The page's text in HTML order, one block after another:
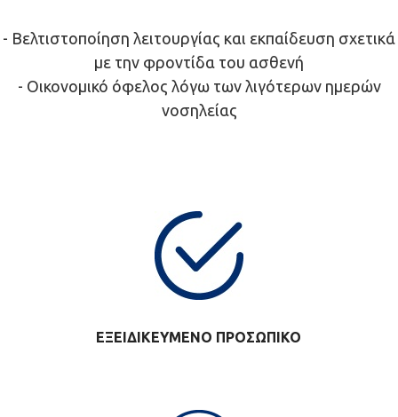
- Βελτιστοποίηση λειτουργίας και εκπαίδευση σχετικά
με την φροντίδα του ασθενή
- Οικονομικό όφελος λόγω των λιγότερων ημερών
νοσηλείας
ΕΞΕΙΔΙΚΕΥΜΕΝΟ ΠΡΟΣΩΠΙΚΟ